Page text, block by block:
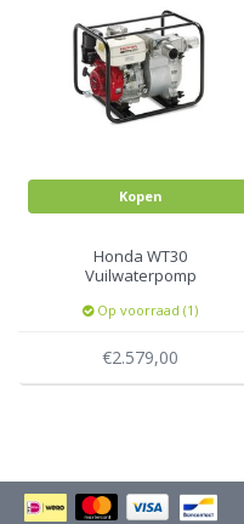
Kopen
Honda WT30
Vuilwaterpomp
Op voorraad (1)
€2.579,00